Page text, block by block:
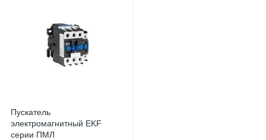
Пускатель
электромагнитный EKF
серии ПМЛ